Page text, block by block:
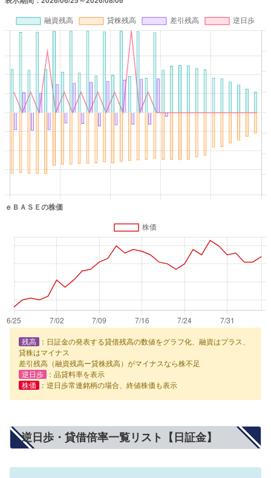
残高
：日証金の発表する貸借残高の数値をグラフ化、融資はプラス、
貸株はマイナス
差引残高（融資残高ー貸株残高）がマイナスなら株不足
逆日歩
：品貸料率を表示
株価
：逆日歩常連銘柄の場合、終値株価も表示
逆日歩・貸借倍率一覧リスト【日証金】